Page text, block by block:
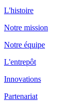
L'histoire
Notre mission
Notre équipe
L'entrepôt
Innovations
Partenariat